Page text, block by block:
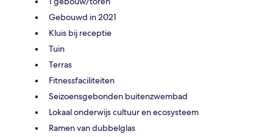
Gebouwd in 2021
Kluis bij receptie
Tuin
Terras
Fitnessfaciliteiten
Seizoensgebonden buitenzwembad
Lokaal onderwijs cultuur en ecosysteem
Ramen van dubbelglas